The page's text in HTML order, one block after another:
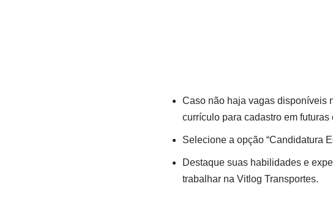
Caso não haja vagas disponíveis
currículo para cadastro em futuras
Selecione a opção “Candidatura
Destaque suas habilidades e
trabalhar na Vitlog Transportes.